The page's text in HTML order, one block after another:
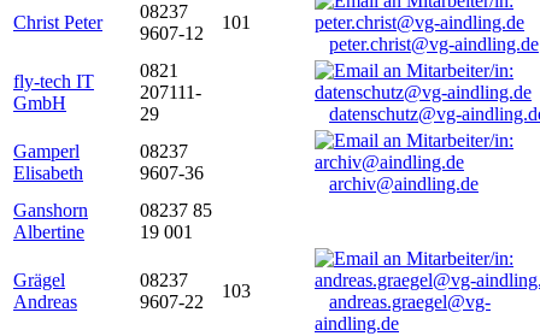
Christ Peter
08237
9607-12
101
peter.christ@vg-aindling.de
fly-tech IT
GmbH
0821
207111-
29
datenschutz@vg-
Gamperl
Elisabeth
08237
9607-36
archiv@aindling.de
Ganshorn
Albertine
08237 85
19 001
Grägel
Andreas
08237
9607-22
103
andreas.graegel@vg-
aindling.de